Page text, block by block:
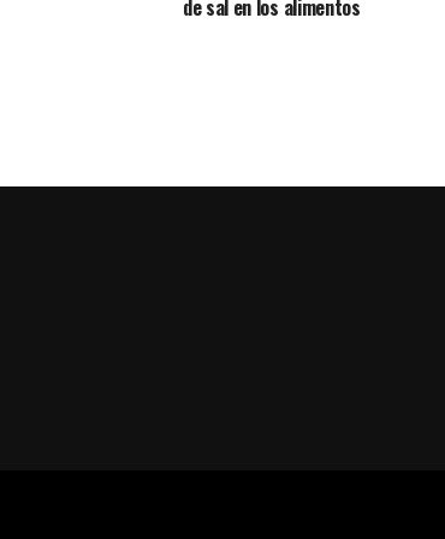
de sal en los alimentos